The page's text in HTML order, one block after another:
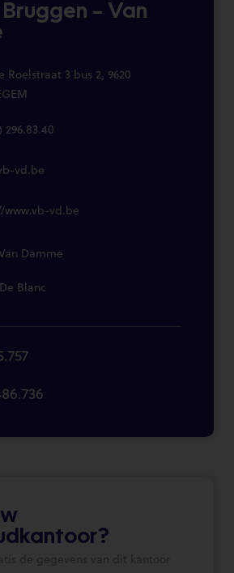
– Van
Roelstraat 3 bus 2, 9620
296.83.40
vd.be
www.vb-vd.be
Damme
Blanc
de gegevens van dit kantoor